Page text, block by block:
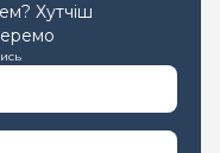
Хутчіш